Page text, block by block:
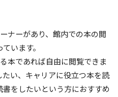
ナーがあり、館内での本の閲
います。
本であれば自由に閲覧できま
い、キャリアに役立つ本を読
をしたいという方におすすめ